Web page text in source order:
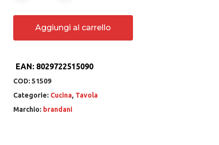
Aggiungi al carrello
EAN: 8029722515090
COD: 51509
Categorie: Cucina, Tavola
Marchio: brandani